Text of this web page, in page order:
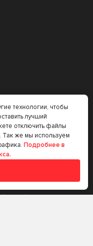
(383) 335-77-99
технологии, чтобы
лучший
отключить файлы
Так же мы используем
Подробнее в